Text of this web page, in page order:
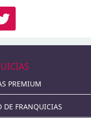
PREMIUM
DE FRANQUICIAS